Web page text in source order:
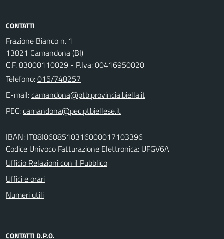
CONTATTI
Frazione Bianco n. 1
13821 Camandona (BI)
C.F. 83000110029 - P.Iva: 00416950020
Telefono:015/748257
E-mail:
PEC:
IBAN: IT88I0608510316000017103396
Codice Univoco Fatturazione Elettronica: UFGV6A
Ufficio Relazioni con il Pubblico
Uffici e orari
Numeri utili
CONTATTI D.P.O.